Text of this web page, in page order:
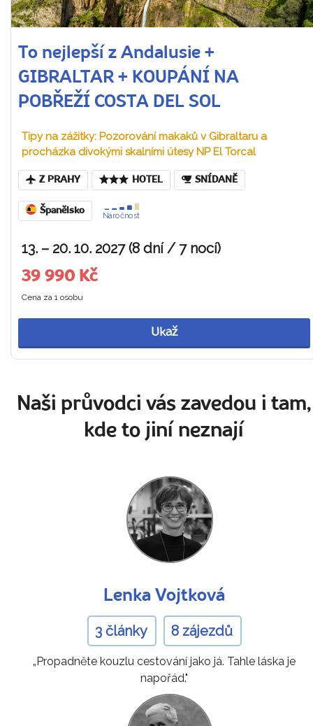
To nejlepší z Andalusie +
GIBRALTAR + KOUPÁNÍ NA
POBŘEŽÍ COSTA DEL SOL
Tipy na zážitky: Pozorování makaků v Gibraltaru a
procházka divokými skalními útesy NP El Torcal
Z PRAHY HOTEL SNÍDANĚ
Španělsko
Náročnost
13. – 20. 10. 2027 (8 dní / 7 nocí)
39 990 Kč
Cena za 1 osobu
Ukaž
Naši průvodci vás zavedou i tam,
kde to jiní neznají
Lenka Vojtková
3 články 8 zájezdů
„Propadněte kouzlu cestování jako já. Tahle láska je
napořád."